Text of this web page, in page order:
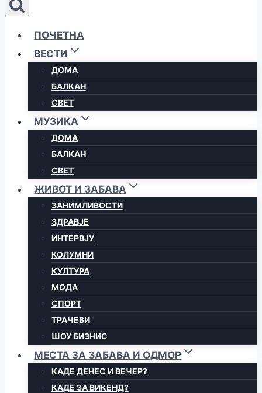
ПОЧЕТНА
ВЕСТИ
ДОМА
БАЛКАН
СВЕТ
МУЗИКА
ДОМА
БАЛКАН
СВЕТ
ЖИВОТ И ЗАБАВА
ЗАНИМЛИВОСТИ
ЗДРАВЈЕ
ИНТЕРВЈУ
КОЛУМНИ
КУЛТУРА
МОДА
СПОРТ
ТРАЧЕВИ
ШОУ БИЗНИС
МЕСТА ЗА ЗАБАВА И ОДМОР
КАДЕ ДЕНЕС И ВЕЧЕР?
КАДЕ ЗА ВИКЕНД?